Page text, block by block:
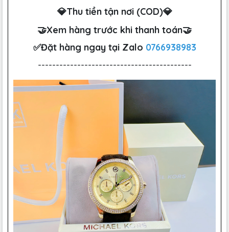
💎Thu tiền tận nơi (COD)💎
🤝Xem hàng trước khi thanh toán🤝
✅Đặt hàng ngay tại Zalo 0766938983
-------------------------------------------